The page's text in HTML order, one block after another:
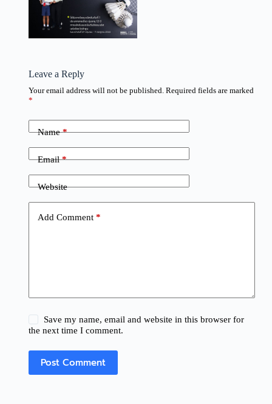
Leave a Reply
Your email address will not be published. Required fields are marked
*
Name*
Email*
Website
Add Comment*
Save my name, email and website in this browser for
the next time I comment.
Post Comment